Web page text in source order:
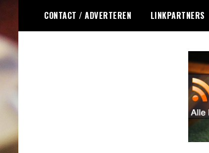
de
inhoud
CONTACT / ADVERTEREN LINKPARTNERS